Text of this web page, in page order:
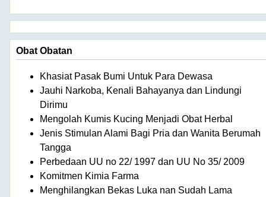
Obat Obatan
Khasiat Pasak Bumi Untuk Para Dewasa
Jauhi Narkoba, Kenali Bahayanya dan Lindungi
Dirimu
Mengolah Kumis Kucing Menjadi Obat Herbal
Jenis Stimulan Alami Bagi Pria dan Wanita Berumah
Tangga
Perbedaan UU no 22/ 1997 dan UU No 35/ 2009
Komitmen Kimia Farma
Menghilangkan Bekas Luka nan Sudah Lama